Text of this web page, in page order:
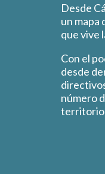
Desde
un mapa
que vive
Con el
desde
número
territorio